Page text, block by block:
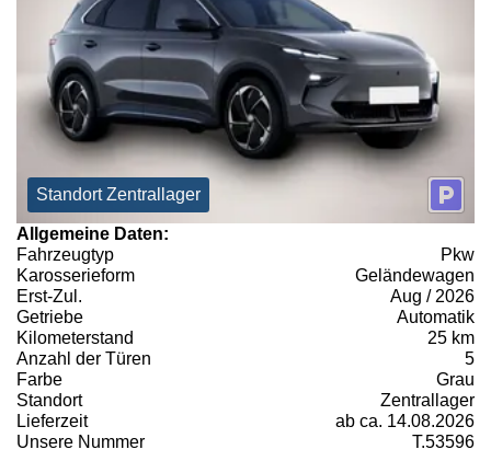
Standort Zentrallager
Allgemeine Daten:
Fahrzeugtyp
Pkw
Karosserieform
Geländewagen
Erst-Zul.
Aug / 2026
Getriebe
Automatik
Kilometerstand
25 km
Anzahl der Türen
5
Farbe
Grau
Standort
Zentrallager
Lieferzeit
ab ca. 14.08.2026
Unsere Nummer
T.53596